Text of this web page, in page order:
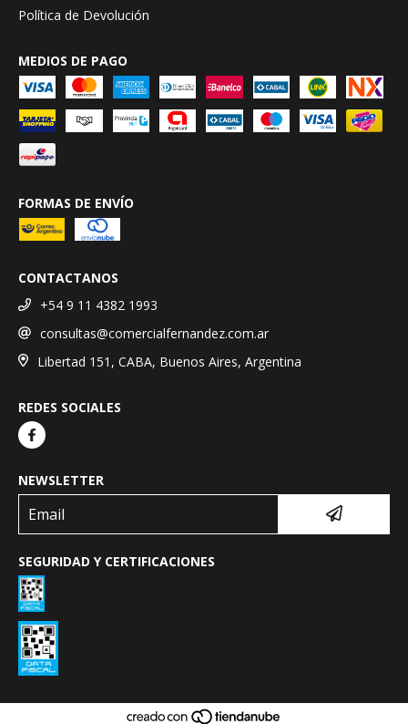
Política de Devolución
MEDIOS DE PAGO
FORMAS DE ENVÍO
CONTACTANOS
+54 9 11 4382 1993
consultas@comercialfernandez.com.ar
Libertad 151, CABA, Buenos Aires, Argentina
REDES SOCIALES
NEWSLETTER
SEGURIDAD Y CERTIFICACIONES